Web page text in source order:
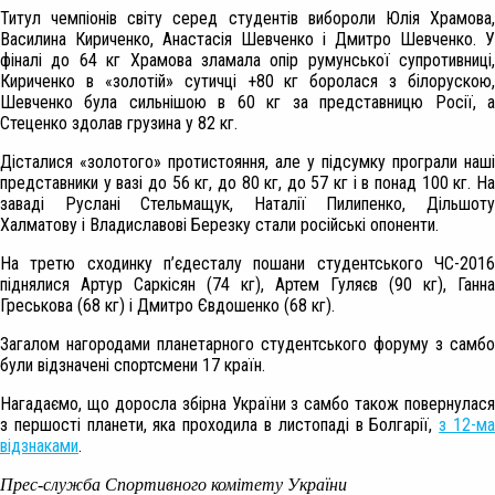
Титул чемпіонів світу серед студентів вибороли Юлія Храмова,
Василина Кириченко, Анастасія Шевченко і Дмитро Шевченко. У
фіналі до 64 кг Храмова зламала опір румунської супротивниці,
Кириченко в «золотій» сутичці +80 кг боролася з білорускою,
Шевченко була сильнішою в 60 кг за представницю Росії, а
Стеценко здолав грузина у 82 кг.
Дісталися «золотого» протистояння, але у підсумку програли наші
представники у вазі до 56 кг, до 80 кг, до 57 кг і в понад 100 кг. На
заваді Руслані Стельмащук, Наталії Пилипенко, Дільшоту
Халматову і Владиславові Березку стали російські опоненти.
На третю сходинку п’єдесталу пошани студентського ЧС-2016
піднялися Артур Саркісян (74 кг), Артем Гуляєв (90 кг), Ганна
Греськова (68 кг) і Дмитро Євдошенко (68 кг).
Загалом нагородами планетарного студентського форуму з самбо
були відзначені спортсмени 17 країн.
Нагадаємо, що доросла збірна України з самбо також повернулася
з першості планети, яка проходила в листопаді в Болгарії,з 12-ма
відзнаками.
Прес-служба Спортивного комітету України